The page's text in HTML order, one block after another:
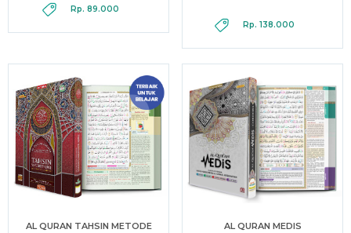
Rp. 89.000
Rp. 138.000
AL QURAN TAHSIN METODE
AL QURAN MEDIS